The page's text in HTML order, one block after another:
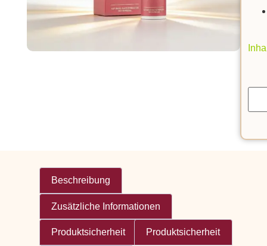
Beschreibung
Zusätzliche Informationen
Produktsicherheit Produktsicherheit